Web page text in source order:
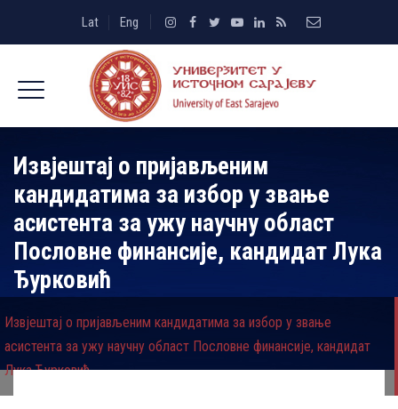
Lat Eng
Извјештај о пријављеним
кандидатима за избор у звање
асистента за ужу научну област
Пословне финансије, кандидат Лука
Ђурковић
Извјештај о пријављеним кандидатима за избор у звање
асистента за ужу научну област Пословне финансије, кандидат
Лука Ђурковић